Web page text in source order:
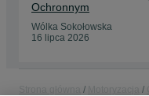
Ochronnym
Wólka Sokołowska
16 lipca 2026
Strona główna Motoryzacja